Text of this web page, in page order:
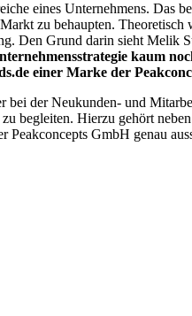
eines Unternehmens. Das
zu behaupten.
Den Grund darin sieht Melik
kaum
einer Marke der
bei der Neukunden- und
begleiten. Hierzu gehört
Peakconcepts GmbH genau